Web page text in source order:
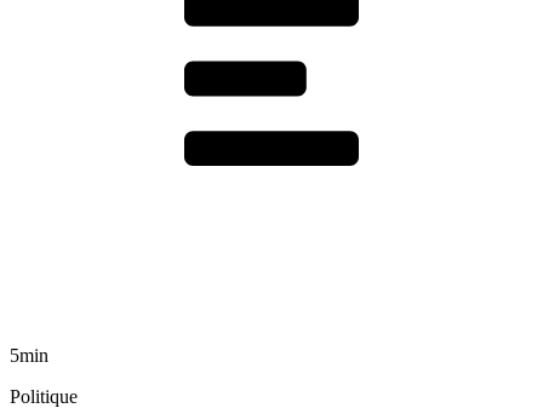
5min
Politique